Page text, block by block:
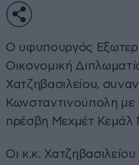
Ο υφυπουργός
Οικονομική
Χατζηβασιλείου,
Κωνσταντινούπολη με
πρέσβη Μεχμέτ Κεμάλ
Οι κ.κ.